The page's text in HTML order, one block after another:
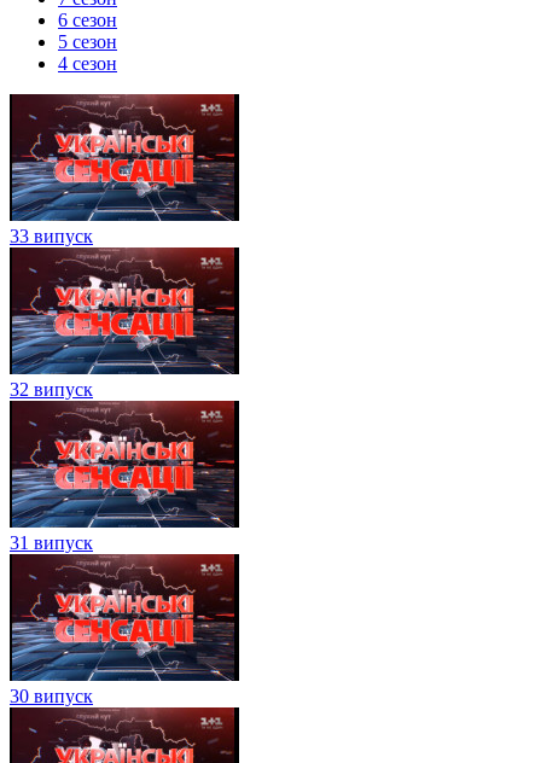
6 сезон
5 сезон
4 сезон
33 випуск
32 випуск
31 випуск
30 випуск